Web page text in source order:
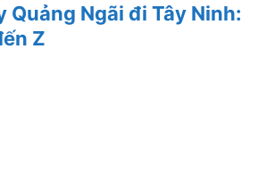
Quảng Ngãi đi Tây Ninh:
Z